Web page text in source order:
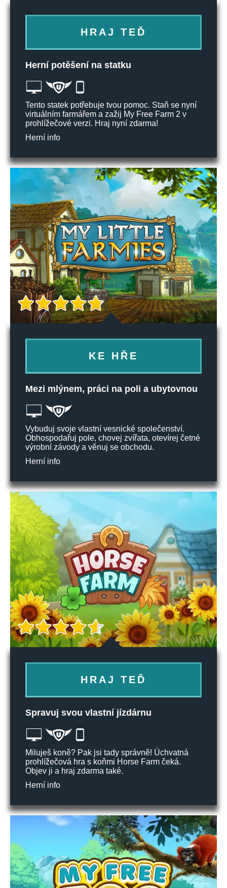
HRAJ TEĎ
Herní potěšení na statku
Tento statek potřebuje tvou pomoc. Staň se nyní
virtuálním farmářem a zažij My Free Farm 2 v
prohlížečové verzi. Hraj nyní zdarma!
Herní info
KE HŘE
Mezi mlýnem, práci na poli a ubytovnou
Vybuduj svoje vlastní vesnické společenství.
Obhospodařuj pole, chovej zvířata, otevírej četné
výrobní závody a věnuj se obchodu.
Herní info
HRAJ TEĎ
Spravuj svou vlastní jízdárnu
Miluješ koně? Pak jsi tady správně! Úchvatná
prohlížečová hra s koňmi Horse Farm čeká.
Objev ji a hraj zdarma také.
Herní info